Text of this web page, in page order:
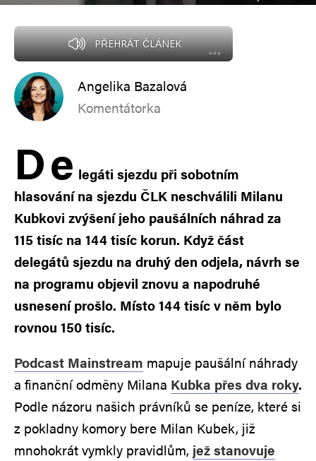
PŘEHRÁT ČLÁNEK
Angelika Bazalová
Komentátorka
De legáti sjezdu při sobotním
hlasování na sjezdu ČLK neschválili Milanu
Kubkovi zvýšení jeho paušálních náhrad za
115 tisíc na 144 tisíc korun. Když část
delegátů sjezdu na druhý den odjela, návrh se
na programu objevil znovu a napodruhé
usnesení prošlo. Místo 144 tisíc v něm bylo
rovnou 150 tisíc.
Podcast Mainstream mapuje paušální náhrady
a finanční odměny Milana Kubka přes dva roky.
Podle názoru našich právníků se peníze, které si
z pokladny komory bere Milan Kubek, již
mnohokrát vymkly pravidlům, jež stanovuje